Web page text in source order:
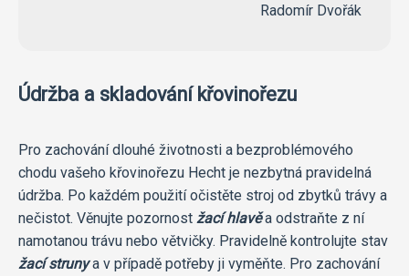
Radomír Dvořák
Údržba a skladování křovinořezu
Pro zachování dlouhé životnosti a bezproblémového
chodu vašeho křovinořezu Hecht je nezbytná pravidelná
údržba. Po každém použití očistěte stroj od zbytků trávy a
nečistot. Věnujte pozornost žací hlavěa odstraňte z ní
namotanou trávu nebo větvičky. Pravidelně kontrolujte stav
žací strunya v případě potřeby ji vyměňte. Pro zachování